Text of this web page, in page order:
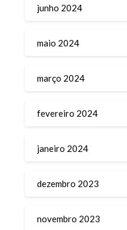
junho 2024
maio 2024
março 2024
fevereiro 2024
janeiro 2024
dezembro 2023
novembro 2023